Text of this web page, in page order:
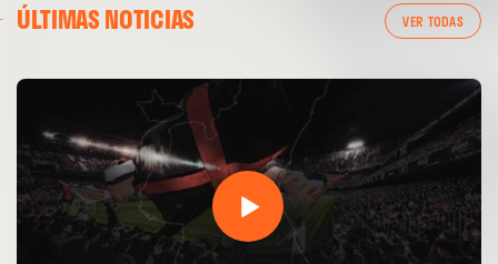
ÚLTIMAS NOTICIAS VER TODAS